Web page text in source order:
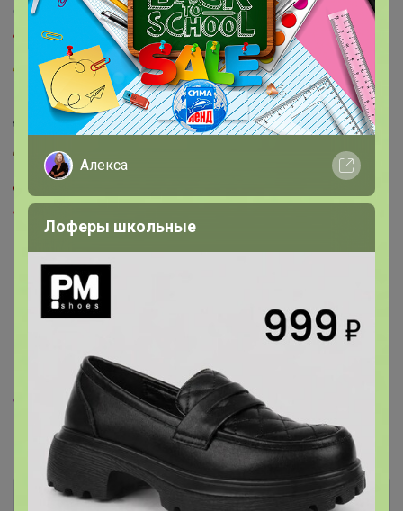
Дача, сад, огород 765
Книги, канцелярия 272
Сувениры, подарки, все для праздника
Товары для отдыха, спорта и туризма 201
Хобби
Авто СП
Товары для животных
‌Как разместить
объявление о наличии
товара
‌Инструкция представлена ниже, в спойлере
Cпойлер
Алекса
Лоферы школьные